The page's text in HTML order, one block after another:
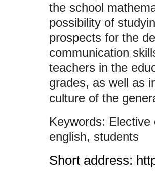
the school
possibility of
prospects for the
communication
teachers in the
grades, as well as
culture of the
Elective
english, students
Short address: